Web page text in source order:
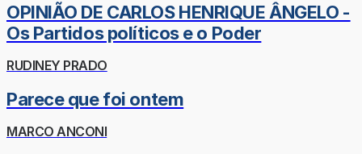
OPINIÃO DE CARLOS HENRIQUE ÂNGELO -
Os Partidos políticos e o Poder
RUDINEY PRADO
Parece que foi ontem
MARCO ANCONI